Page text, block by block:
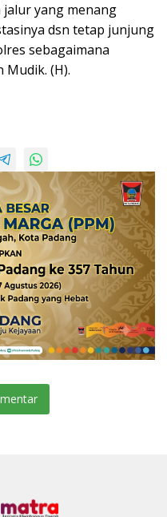
yang menang
dsn tetap junjung
sebagaimana
(H).